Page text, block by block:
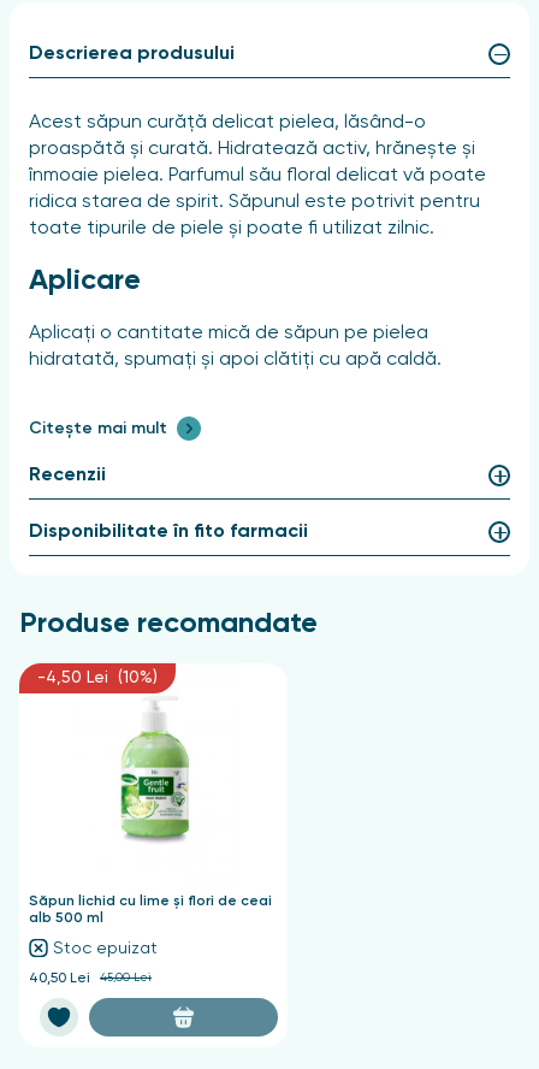
Descrierea produsului
Acest săpun curăță delicat pielea, lăsând-o
proaspătă și curată. Hidratează activ, hrănește și
înmoaie pielea. Parfumul său floral delicat vă poate
ridica starea de spirit. Săpunul este potrivit pentru
toate tipurile de piele și poate fi utilizat zilnic.
Aplicare
Aplicați o cantitate mică de săpun pe pielea
hidratată, spumați și apoi clătiți cu apă caldă.
Citește mai mult
Recenzii
Disponibilitate în fito farmacii
Produse recomandate
-4,50 Lei (10%)
Săpun lichid cu lime și flori de ceai
alb 500 ml
Stoc epuizat
40,50 Lei 45,00 Lei